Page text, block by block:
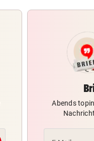
Abends